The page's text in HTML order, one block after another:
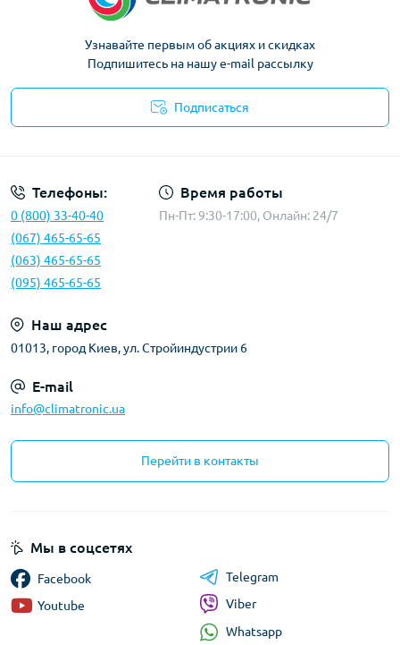
Узнавайте первым об акциях и скидках
Подпишитесь на нашу e-mail рассылку
Подписаться
Телефоны:
0 (800) 33-40-40
(067) 465-65-65
(063) 465-65-65
(095) 465-65-65
Время работы
Пн-Пт: 9:30-17:00, Онлайн: 24/7
Наш адрес
01013, город Киев, ул. Стройиндустрии 6
E-mail
info@climatronic.ua
Перейти в контакты
Мы в соцсетях
Facebook
Youtube
Telegram
Viber
Whatsapp